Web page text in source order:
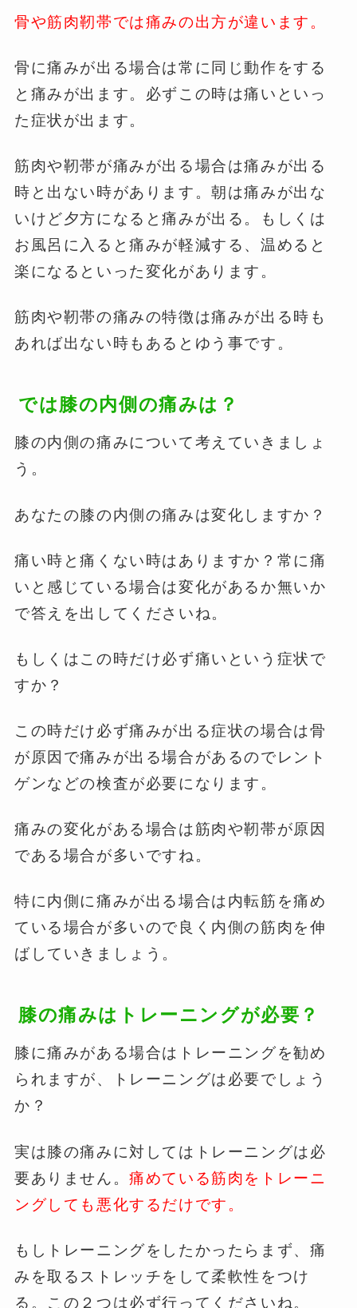
骨や筋肉靭帯では痛みの出方が違います。
骨に痛みが出る場合は常に同じ動作をする
と痛みが出ます。必ずこの時は痛いといっ
た症状が出ます。
筋肉や靭帯が痛みが出る場合は痛みが出る
時と出ない時があります。朝は痛みが出な
いけど夕方になると痛みが出る。もしくは
お風呂に入ると痛みが軽減する、温めると
楽になるといった変化があります。
筋肉や靭帯の痛みの特徴は痛みが出る時も
あれば出ない時もあるとゆう事です。
では膝の内側の痛みは？
膝の内側の痛みについて考えていきましょ
う。
あなたの膝の内側の痛みは変化しますか？
痛い時と痛くない時はありますか？常に痛
いと感じている場合は変化があるか無いか
で答えを出してくださいね。
もしくはこの時だけ必ず痛いという症状で
すか？
この時だけ必ず痛みが出る症状の場合は骨
が原因で痛みが出る場合があるのでレント
ゲンなどの検査が必要になります。
痛みの変化がある場合は筋肉や靭帯が原因
である場合が多いですね。
特に内側に痛みが出る場合は内転筋を痛め
ている場合が多いので良く内側の筋肉を伸
ばしていきましょう。
膝の痛みはトレーニングが必要？
膝に痛みがある場合はトレーニングを勧め
られますが、トレーニングは必要でしょう
か？
実は膝の痛みに対してはトレーニングは必
要ありません。痛めている筋肉をトレーニ
ングしても悪化するだけです。
もしトレーニングをしたかったらまず、痛
みを取るストレッチをして柔軟性をつけ
る。この２つは必ず行ってくださいね。